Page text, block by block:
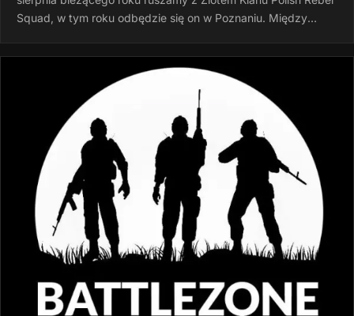
Squad, w tym roku odbędzie się on w Poznaniu. Między